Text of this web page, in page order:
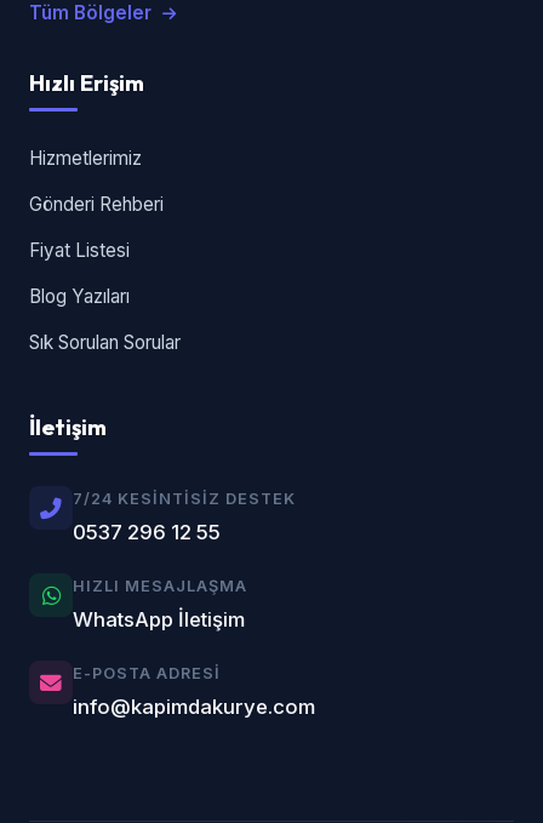
Tüm Bölgeler
Hızlı Erişim
Hizmetlerimiz
Gönderi Rehberi
Fiyat Listesi
Blog Yazıları
Sık Sorulan Sorular
İletişim
7/24 KESINTISIZ DESTEK
0537 296 12 55
HIZLI MESAJLAŞMA
WhatsApp İletişim
E-POSTA ADRESI
info@kapimdakurye.com